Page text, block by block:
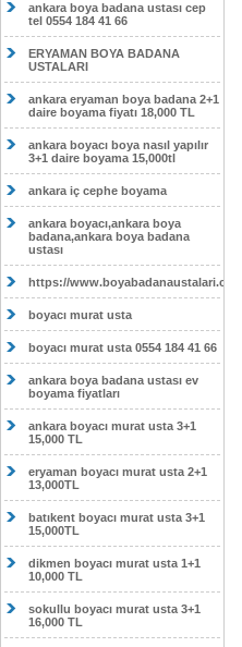
ankara boya badana ustası cep
tel 0554 184 41 66
ERYAMAN BOYA BADANA
USTALARI
ankara eryaman boya badana 2+1
daire boyama fiyatı 18,000 TL
ankara boyacı boya nasıl yapılır
3+1 daire boyama 15,000tl
ankara iç cephe boyama
ankara boyacı,ankara boya
badana,ankara boya badana
ustası
https://www.boyabadanaustalari.com/
boyacı murat usta
boyacı murat usta 0554 184 41 66
ankara boya badana ustası ev
boyama fiyatları
ankara boyacı murat usta 3+1
15,000 TL
eryaman boyacı murat usta 2+1
13,000TL
batıkent boyacı murat usta 3+1
15,000TL
dikmen boyacı murat usta 1+1
10,000 TL
sokullu boyacı murat usta 3+1
16,000 TL